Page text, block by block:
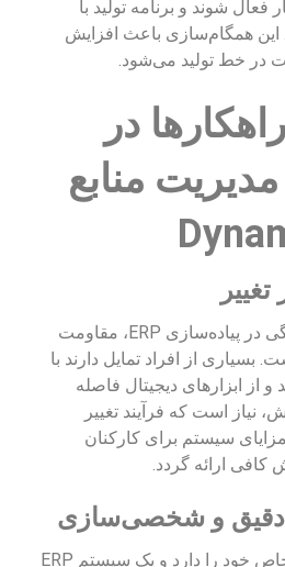
شوند و برنامه تولید با
این همگام‌سازی باعث افزایش
در خط تولید می‌شود.
در
منابع
یکی از چالش‌های همیشگی در پیاده‌سازی ERP، مقاومت
بسیاری از افراد تمایل دارند با
از ابزارهای دیجیتال فاصله
نیاز است که فرآیند تغییر
سیستم برای کارکنان
کافی ارائه گردد.
دقیق و شخصی‌سازی
هر سازمانی فرآیندهای خاص خود را دارد و یک سیستم ERP